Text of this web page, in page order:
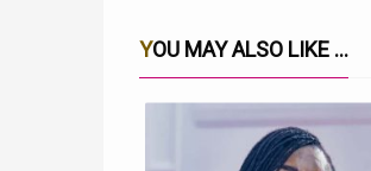
YOU MAY ALSO LIKE ...